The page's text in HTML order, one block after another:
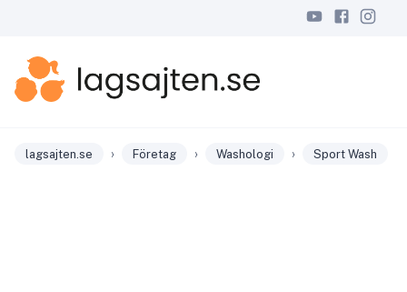
lagsajten.se › Företag › Washologi › Sport Wash